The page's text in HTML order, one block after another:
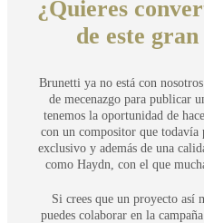
¿Quieres
de este
Brunetti ya no está con
de mecenazgo para publicar
tenemos la oportunidad de
con un compositor que todavía
exclusivo y además de una
como Haydn, con el que
Si crees que un proyecto así
puedes colaborar en la